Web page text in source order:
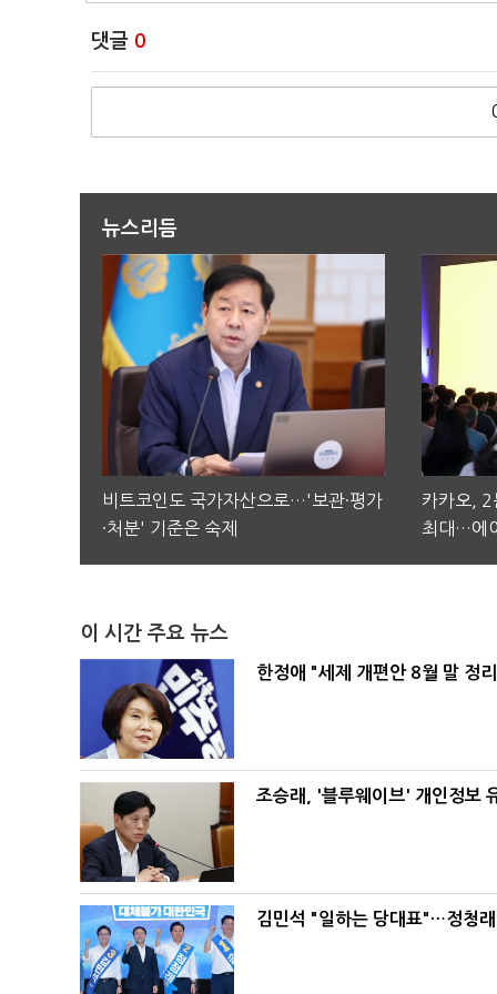
댓글 0
뉴스리듬
비트코인도 국가자산으로…'보관·평가
·처분' 기준은 숙제
카카오, 2
최대…에
이 시간 주요 뉴스
한정애 "세제 개편안 8월 말 정
조승래, '블루웨이브' 개인정보
김민석 "일하는 당대표"…정청